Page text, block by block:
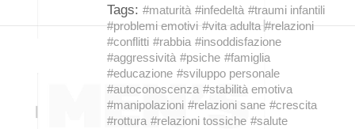
Tags: #maturità #infedeltà #traumi infantili
#problemi emotivi #vita adulta #relazioni
#conflitti #rabbia #insoddisfazione
#aggressività #psiche #famiglia
#educazione #sviluppo personale
#autoconoscenza #stabilità emotiva
#manipolazioni #relazioni sane #crescita
#rottura #relazioni tossiche #salute